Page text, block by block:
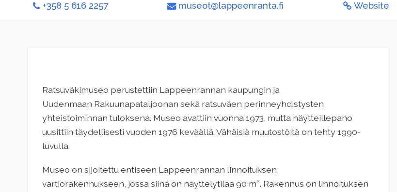
+358 5 616 2257 museot@lappeenranta.fi Website
Ratsuväkimuseo perustettiin Lappeenrannan kaupungin ja
Uudenmaan Rakuunapataljoonan sekä ratsuväen perinneyhdistysten
yhteistoiminnan tuloksena. Museo avattiin vuonna 1973, mutta näytteillepano
uusittiin täydellisesti vuoden 1976 keväällä. Vähäisiä muutostöitä on tehty 1990-
luvulla.
Museo on sijoitettu entiseen Lappeenrannan linnoituksen
vartiorakennukseen, jossa siinä on näyttelytilaa 90 m². Rakennus on linnoituksen